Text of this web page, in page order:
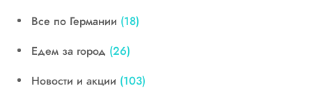
Все по Германии (18)
Едем за город (26)
Новости и акции (103)